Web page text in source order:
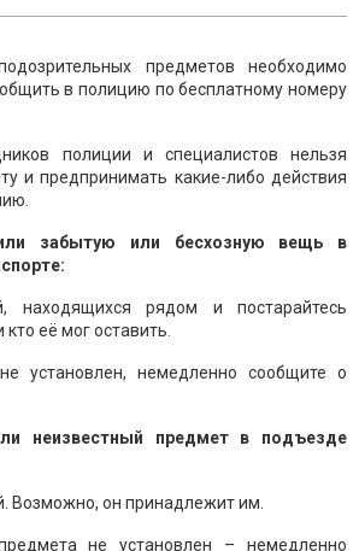
предметов необходимо
в полицию по бесплатному номеру
полиции и специалистов нельзя
и предпринимать какие-либо действия
забытую или бесхозную вещь в
находящихся рядом и постарайтесь
её мог оставить.
установлен, немедленно сообщите о
неизвестный предмет в подъезде
Возможно, он принадлежит им.
не установлен – немедленно